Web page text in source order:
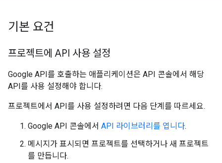
기본 요건
프로젝트에 API 사용 설정
Google API를 호출하는 애플리케이션은 API 콘솔에서 해당
API를 사용 설정해야 합니다.
프로젝트에서 API를 사용 설정하려면 다음 단계를 따르세요.
Google API 콘솔에서 API 라이브러리를 엽니다.
메시지가 표시되면 프로젝트를 선택하거나 새 프로젝트
를 만듭니다.